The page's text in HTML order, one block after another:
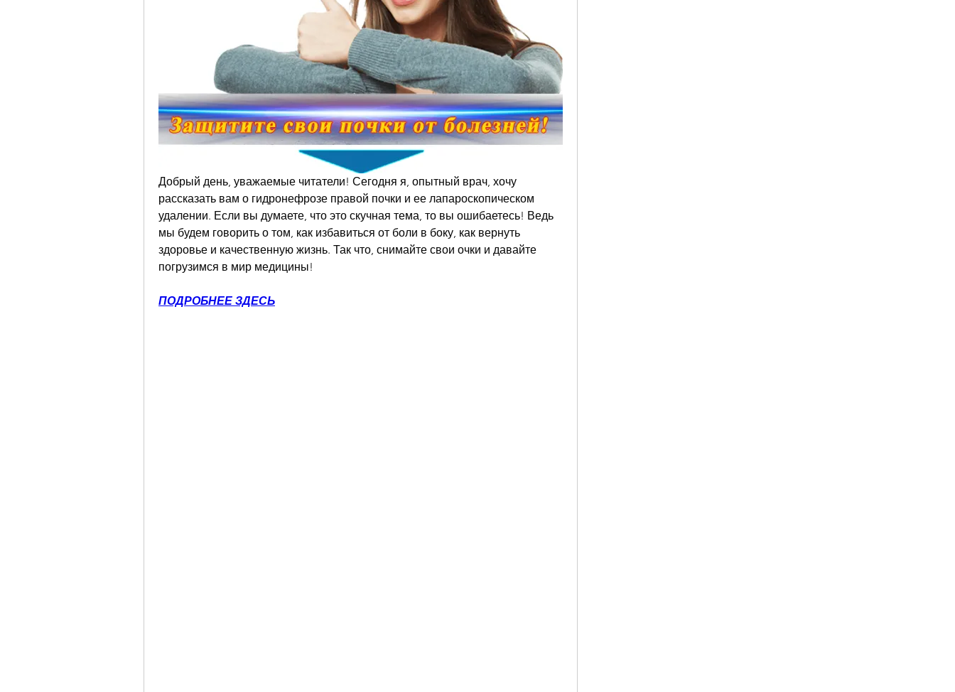
Добрый день, уважаемые читатели! Сегодня я, опытный врач, хочу
рассказать вам о гидронефрозе правой почки и ее лапароскопическом
удалении. Если вы думаете, что это скучная тема, то вы ошибаетесь! Ведь
мы будем говорить о том, как избавиться от боли в боку, как вернуть
здоровье и качественную жизнь. Так что, снимайте свои очки и давайте
погрузимся в мир медицины!
ПОДРОБНЕЕ ЗДЕСЬ